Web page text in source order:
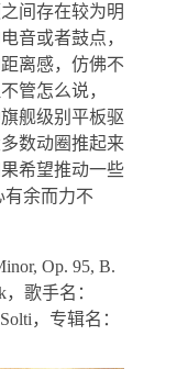
间存在较为明
音或者鼓点，
离感，仿佛不
管怎么说，
舰级别平板驱
数动圈推起来
希望推动一些
有余而力不
Op. 95, B.
，歌手名：
，专辑名：